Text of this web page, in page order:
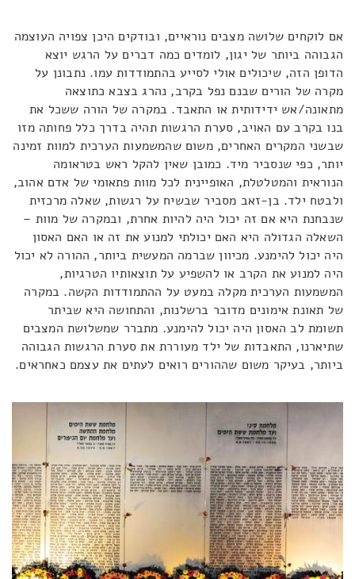
אם לוקחים שלושה מצבים נוראיים, ובודקים היכן צפויה העוצמה
הגבוהה ביותר של יגון, לומדים כמה דברים על הרגש יוצא
הדופן הזה, שיכולים אולי לסייע בהתמודדות עמו. נתבונן על
מקרה של הורים שבנם נפל בקרב, נהרג בצבא כתוצאה
מתאונה/אש ידידותית או התאבד. במקרה של הורה ששכל את
בנו בקרב עם האויב, סערת הרגשות תהיה בדרך כלל פחותה מזו
שבשני המקרים האחרים, משום שהמשמעות הערכית למוות זמינה
יותר, כפי שנסביר מיד. כמובן שאין להקל ראש בטראומה
הנוראית והמטלטלת, האופיינית לכל מוות פתאומי של אדם אהוב,
ולבטח ילד. בן-זאב מסביר שבשיח על רגשות, שאלה מרכזית
שנבחנת היא אם זה יכול היה להיות אחרת, ובמקרה של מוות –
השאלה הגדולה היא האם יכולתי למנוע את זה או האם האסון
היה יכול להימנע. מכיוון שברמה המעשית ביותר, ההורה לא יכול
היה למנוע את הקרב או להשפיע על תוצאותיו הטרגיות,
המשמעות הערכית מקלה במעט על ההתמודדות הקשה. במקרה
של תאונת אימונים מדובר ברשלנות, והתחושה היא שביתר
תשומת לב האסון היה יכול להימנע. מתברר שמשלושת המצבים
שתיארנו, התאבדות של ילד מעוררת את סערת הרגשות הגבוהה
ביותר, בעיקר משום שההורים רואים לעתים את עצמם כאחראים.